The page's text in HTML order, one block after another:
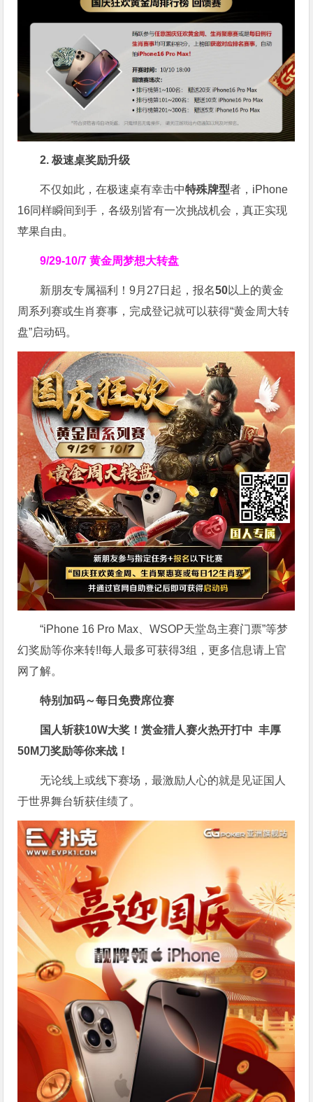
2. 极速桌奖励升级
不仅如此，在极速桌有幸击中特殊牌型者，iPhone
16同样瞬间到手，各级别皆有一次挑战机会，真正实现
苹果自由。
9/29-10/7黄金周梦想大转盘
新朋友专属福利！9月27日起，报名50以上的黄金
周系列赛或生肖赛事，完成登记就可以获得“黄金周大转
盘”启动码。
“iPhone 16 Pro Max、WSOP天堂岛主赛门票”等梦
幻奖励等你来转!!每人最多可获得3组，更多信息请上官
网了解。
特别加码～每日免费席位赛
国人斩获10W大奖！赏金猎人赛火热开打中 丰厚
50M刀奖励等你来战！
无论线上或线下赛场，最激励人心的就是见证国人
于世界舞台斩获佳绩了。